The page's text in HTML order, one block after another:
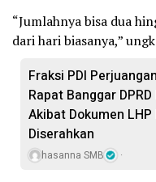
“Jumlahnya bisa dua
dari hari biasanya,”
Fraksi PDI
Rapat Banggar
Akibat Dokumen LHP
Diserahkan
hasanna SMB